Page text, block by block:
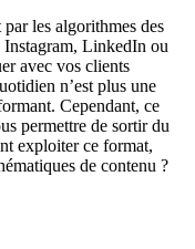
les algorithmes des
Instagram, LinkedIn ou
avec vos clients
n’est plus une
Cependant, ce
permettre de sortir du
exploiter ce format,
de contenu ?